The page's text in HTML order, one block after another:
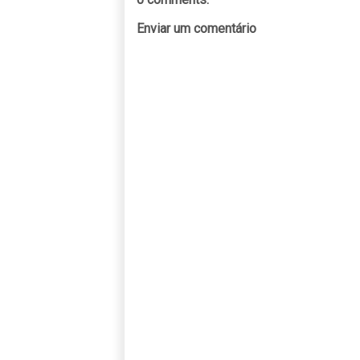
Enviar um comentário